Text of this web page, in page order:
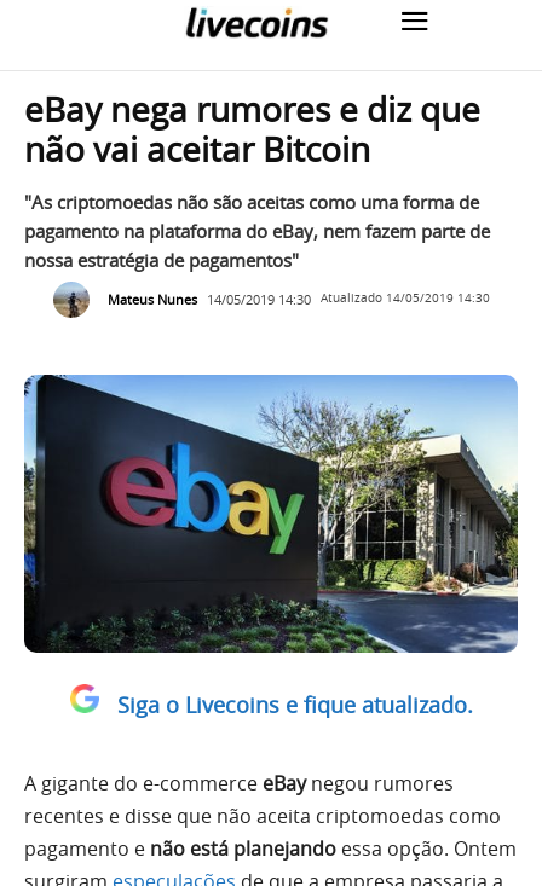
eBay nega rumores e diz que
não vai aceitar Bitcoin
"As criptomoedas não são aceitas como uma forma de
pagamento na plataforma do eBay, nem fazem parte de
nossa estratégia de pagamentos"
Mateus Nunes 14/05/2019 14:30 Atualizado 14/05/2019 14:30
Siga o Livecoins e fique atualizado.
A gigante do e-commerce eBaynegou rumores
recentes e disse que não aceita criptomoedas como
pagamento e não está planejando essa opção. Ontem